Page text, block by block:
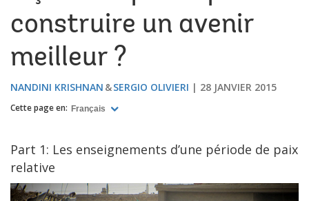
construire un avenir
meilleur ?
NANDINI KRISHNAN SERGIO OLIVIERI 28 JANVIER 2015
Cette page en: Français
Part 1: Les enseignements d’une période de paix
relative